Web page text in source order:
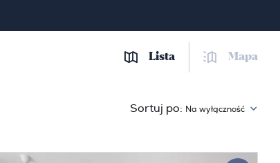
Lista Mapa
Sortuj po: Na wyłączność